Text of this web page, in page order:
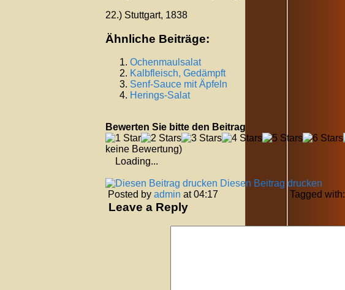
22.) Stuttgart, 1838
Ähnliche Beiträge:
Ochenmaulsalat
Kalbfleisch, Gedämpft
Senf-Sauce mit Äpfeln
Herings-Salat
Bewerten Sie bitte den Beitrag
keine Bewertung)
Loading...
Diesen Beitrag drucken
Posted by admin at 04:17 Tagged with:
Leave a Reply